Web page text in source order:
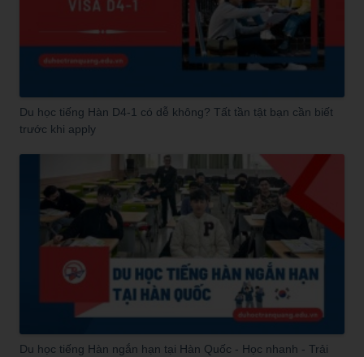
Du học tiếng Hàn D4-1 có dễ không? Tất tần tật bạn cần biết
trước khi apply
Du học tiếng Hàn ngắn hạn tại Hàn Quốc - Học nhanh - Trải